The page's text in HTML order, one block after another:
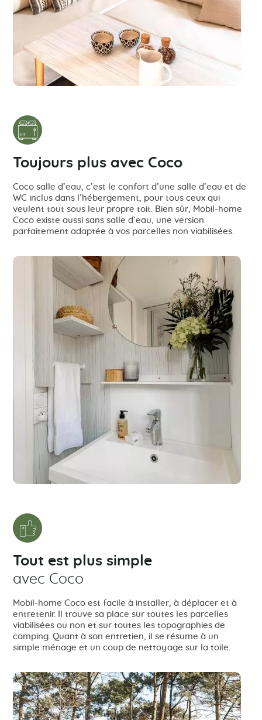
Toujours plus avec Coco
Coco salle d’eau, c’est le confort d’une salle d’eau et de
WC inclus dans l’hébergement, pour tous ceux qui
veulent tout sous leur propre toit. Bien sûr, Mobil-home
Coco existe aussi sans salle d’eau, une version
parfaitement adaptée à vos parcelles non viabilisées.
Tout est plus simple
avec Coco
Mobil-home Coco est facile à installer, à déplacer et à
entretenir. Il trouve sa place sur toutes les parcelles
viabilisées ou non et sur toutes les topographies de
camping. Quant à son entretien, il se résume à un
simple ménage et un coup de nettoyage sur la toile.